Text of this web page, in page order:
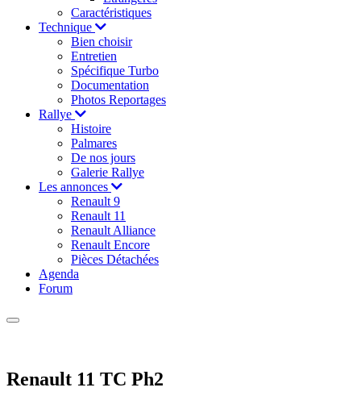
Caractéristiques
Technique
Bien choisir
Entretien
Spécifique Turbo
Documentation
Photos Reportages
Rallye
Histoire
Palmares
De nos jours
Galerie Rallye
Les annonces
Renault 9
Renault 11
Renault Alliance
Renault Encore
Pièces Détachées
Agenda
Forum
Renault 11 TC Ph2